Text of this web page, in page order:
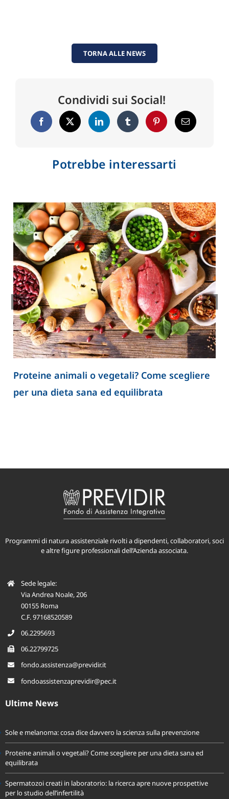
TORNA ALLE NEWS
Condividi sui Social!
Potrebbe interessarti
Proteine animali o vegetali? Come scegliere
per una dieta sana ed equilibrata
Programmi di natura assistenziale rivolti a dipendenti, collaboratori, soci
e altre figure professionali dell’Azienda associata.
Sede legale:
Via Andrea Noale, 206
00155 Roma
C.F. 97168520589
06.2295693
06.22799725
fondo.assistenza@previdir.it
fondoassistenzaprevidir@pec.it
Ultime News
Sole e melanoma: cosa dice davvero la scienza sulla prevenzione
Proteine animali o vegetali? Come scegliere per una dieta sana ed
equilibrata
Spermatozoi creati in laboratorio: la ricerca apre nuove prospettive
per lo studio dell’infertilità